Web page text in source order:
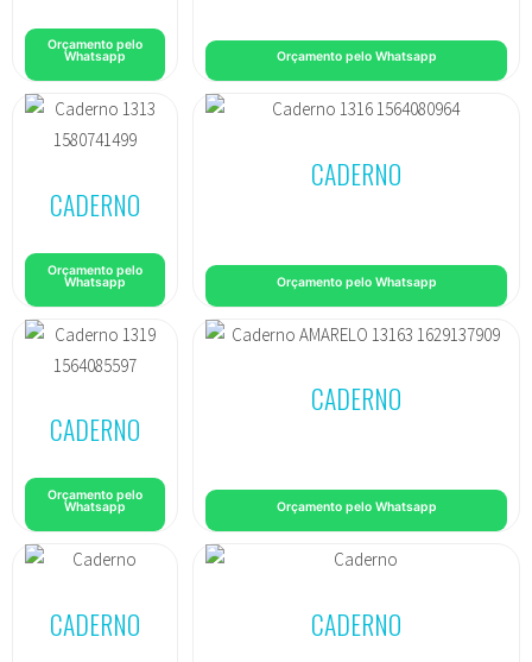
Orçamento pelo
Whatsapp Orçamento pelo Whatsapp
CADERNO
Orçamento pelo
Whatsapp
CADERNO
Orçamento pelo Whatsapp
CADERNO
Orçamento pelo
Whatsapp
CADERNO
Orçamento pelo Whatsapp
CADERNO CADERNO